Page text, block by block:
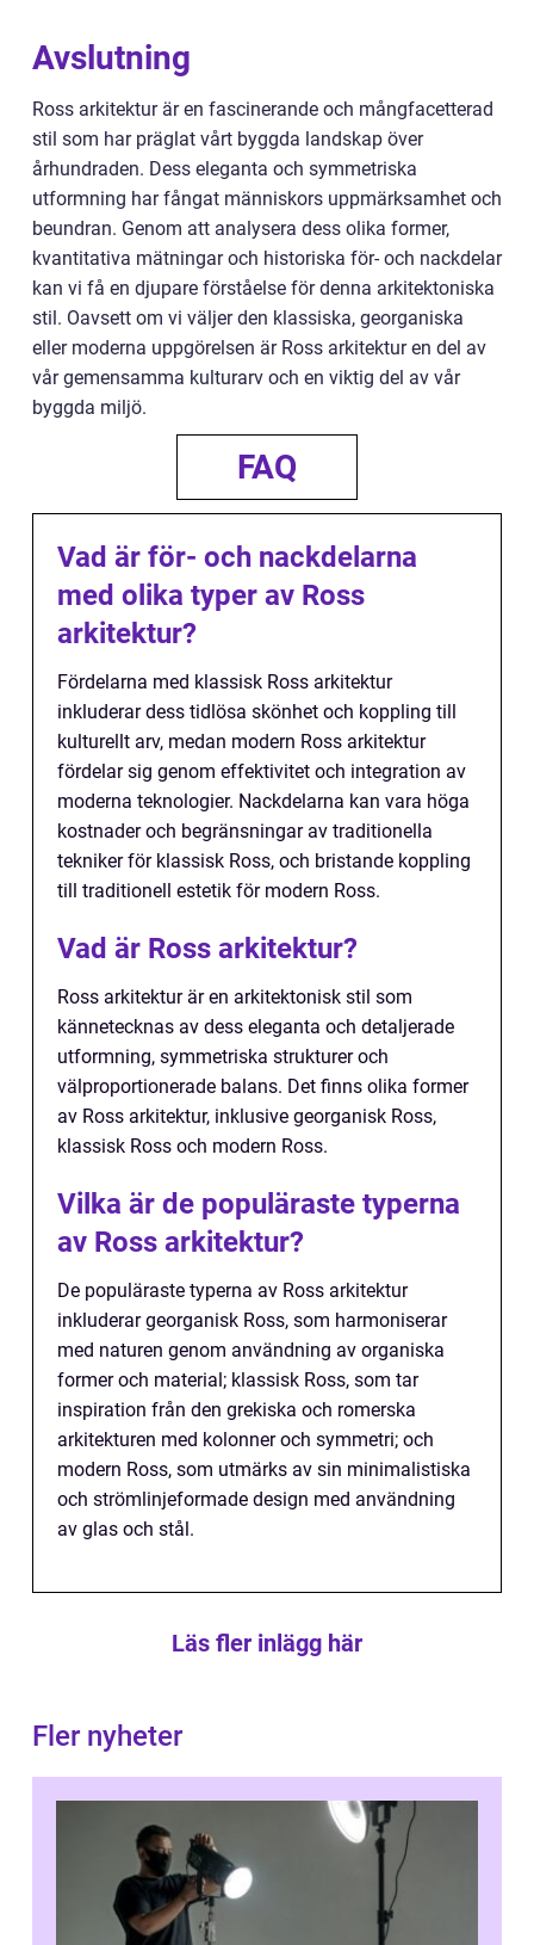
Avslutning
Ross arkitektur är en fascinerande och mångfacetterad
stil som har präglat vårt byggda landskap över
århundraden. Dess eleganta och symmetriska
utformning har fångat människors uppmärksamhet och
beundran. Genom att analysera dess olika former,
kvantitativa mätningar och historiska för- och nackdelar
kan vi få en djupare förståelse för denna arkitektoniska
stil. Oavsett om vi väljer den klassiska, georganiska
eller moderna uppgörelsen är Ross arkitektur en del av
vår gemensamma kulturarv och en viktig del av vår
byggda miljö.
FAQ
Vad är för- och nackdelarna
med olika typer av Ross
arkitektur?
Fördelarna med klassisk Ross arkitektur
inkluderar dess tidlösa skönhet och koppling till
kulturellt arv, medan modern Ross arkitektur
fördelar sig genom effektivitet och integration av
moderna teknologier. Nackdelarna kan vara höga
kostnader och begränsningar av traditionella
tekniker för klassisk Ross, och bristande koppling
till traditionell estetik för modern Ross.
Vad är Ross arkitektur?
Ross arkitektur är en arkitektonisk stil som
kännetecknas av dess eleganta och detaljerade
utformning, symmetriska strukturer och
välproportionerade balans. Det finns olika former
av Ross arkitektur, inklusive georganisk Ross,
klassisk Ross och modern Ross.
Vilka är de populäraste typerna
av Ross arkitektur?
De populäraste typerna av Ross arkitektur
inkluderar georganisk Ross, som harmoniserar
med naturen genom användning av organiska
former och material; klassisk Ross, som tar
inspiration från den grekiska och romerska
arkitekturen med kolonner och symmetri; och
modern Ross, som utmärks av sin minimalistiska
och strömlinjeformade design med användning
av glas och stål.
Läs fler inlägg här
Fler nyheter